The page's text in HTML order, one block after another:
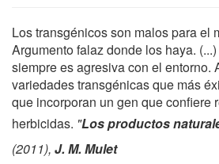
Los transgénicos son malos para el
Argumento falaz donde los haya.
siempre es agresiva con el entorno.
variedades transgénicas que más
que incorporan un gen que confiere
herbicidas. "Los productos
(2011), J. M. Mulet